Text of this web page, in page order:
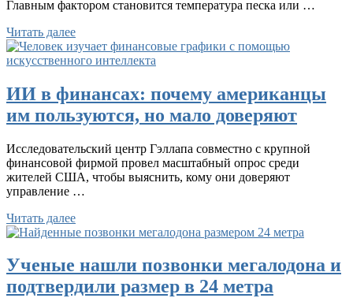
Главным фактором становится температура песка или …
Читать далее
ИИ в финансах: почему американцы
им пользуются, но мало доверяют
Исследовательский центр Гэллапа совместно с крупной
финансовой фирмой провел масштабный опрос среди
жителей США, чтобы выяснить, кому они доверяют
управление …
Читать далее
Ученые нашли позвонки мегалодона и
подтвердили размер в 24 метра